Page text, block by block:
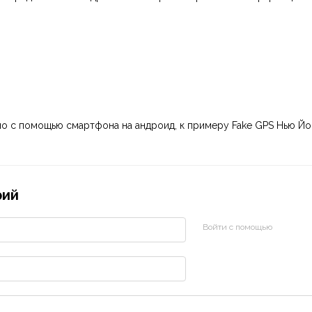
с помощью смартфона на андроид, к примеру Fake GPS Нью
Войти с помощью